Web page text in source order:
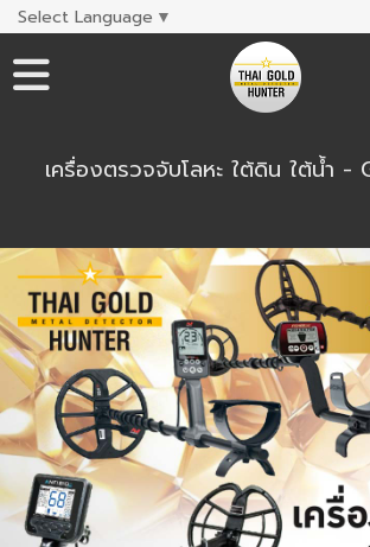
Select Language ▼
เครื่องตรวจจับโลหะ ใต้ดิน ใต้น้ำ -